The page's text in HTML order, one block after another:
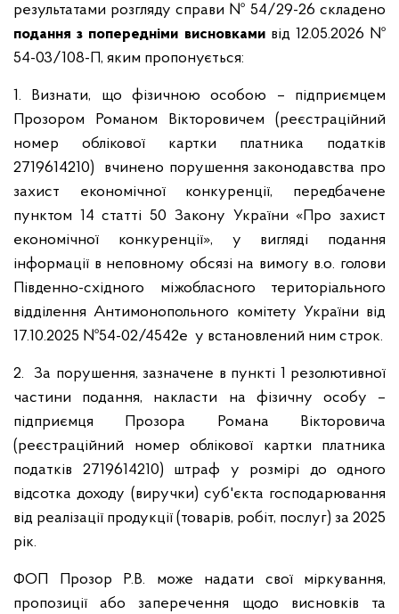
результатами розгляду справи № 54/29-26 складено
подання з попередніми висновкамивід 12.05.2026 №
54-03/108-П, яким пропонується:
1. Визнати, що фізичною особою – підприємцем
Прозором Романом Вікторовичем (реєстраційний
номер облікової картки платника податків
2719614210)
вчинено порушення законодавства про
захист економічної конкуренції, передбачене
пунктом 14 статті 50 Закону України «Про захист
економічної конкуренції», у вигляді подання
інформації в неповному обсязі на вимогу в.о. голови
Південно-східного міжобласного територіального
відділення Антимонопольного комітету України від
17.10.2025 №54-02/4542е у встановлений ним строк.
2. За порушення, зазначене в пункті 1 резолютивної
частини подання, накласти на фізичну особу –
підприємця Прозора Романа Вікторовича
(реєстраційний номер облікової картки платника
податків 2719614210) штраф у розмірі до одного
відсотка доходу (виручки) суб'єкта господарювання
від реалізації продукції (товарів, робіт, послуг) за 2025
рік.
ФОП Прозор Р.В. може надати свої міркування,
пропозиції або заперечення щодо висновків та